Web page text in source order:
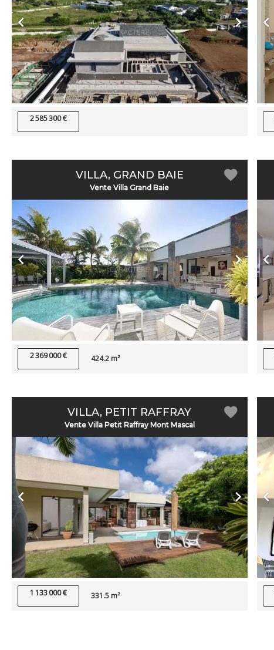
2 585 300 €
VILLA, GRAND BAIE
Vente Villa Grand Baie
2 369 000 € 424.2 m²
VILLA, PETIT RAFFRAY
Vente Villa Petit Raffray Mont Mascal
1 133 000 € 331.5 m²